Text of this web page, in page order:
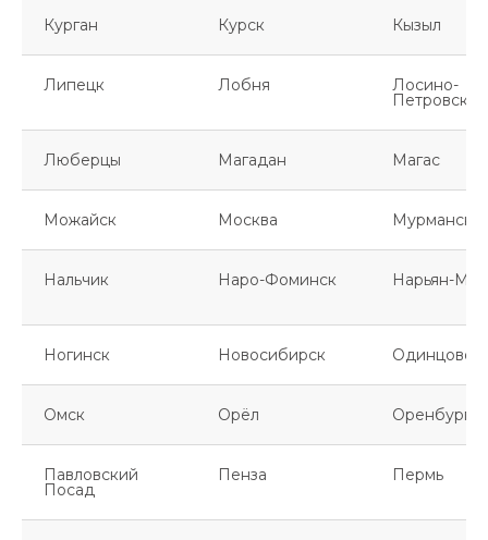
Курган Курск Кызыл
Липецк Лобня Лосино-
Петровский
Люберцы Магадан Магас
Можайск Москва Мурманск
Нальчик Наро-Фоминск Нарьян-Мар
Ногинск Новосибирск Одинцово
Омск Орёл Оренбург
Павловский
Посад
Пенза Пермь